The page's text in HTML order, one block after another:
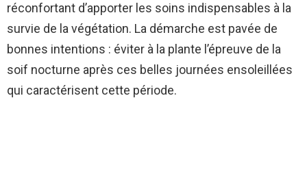
réconfortant d’apporter les soins indispensables à la
survie de la végétation. La démarche est pavée de
bonnes intentions : éviter à la plante l’épreuve de la
soif nocturne après ces belles journées ensoleillées
qui caractérisent cette période.